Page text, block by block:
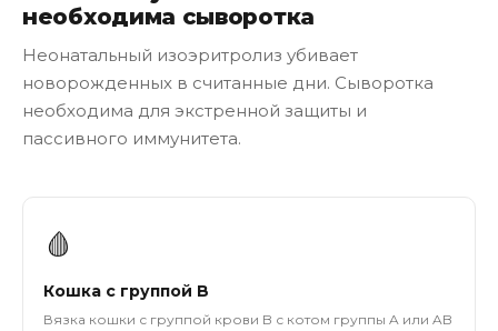
необходима сыворотка
Неонатальный изоэритролиз убивает
новорожденных в считанные дни. Сыворотка
необходима для экстренной защиты и
пассивного иммунитета.
🩸
Кошка с группой B
Вязка кошки с группой крови B с котом группы A или AB